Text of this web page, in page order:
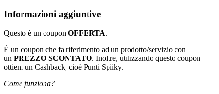
Informazioni aggiuntive
Questo è un coupon OFFERTA.
È un coupon che fa riferimento ad un prodotto/servizio con
un PREZZO SCONTATO. Inoltre, utilizzando questo coupon
ottieni un Cashback, cioè Punti Spiiky.
Come funziona?